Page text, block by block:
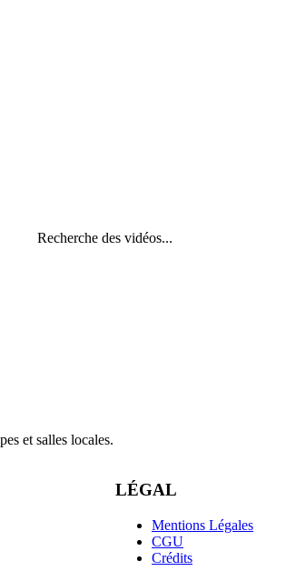
Recherche des vidéos...
et salles locales.
LÉGAL
Mentions Légales
CGU
Crédits